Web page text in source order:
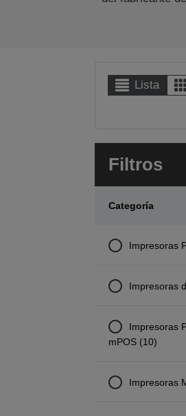
Lista
Filtros
Categoría
Impresoras
Impresoras
Impresoras
mPOS (10)
Impresoras